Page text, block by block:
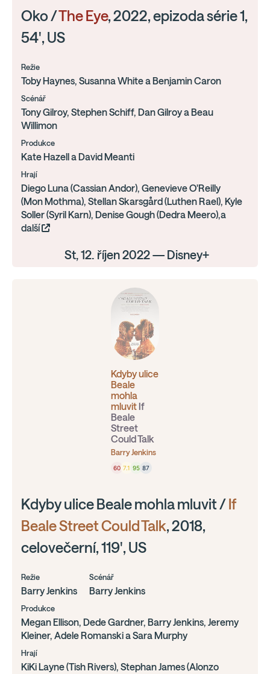
Oko /The Eye, 2022, epizoda série 1,
54', US
Režie
Toby Haynes, Susanna White a Benjamin Caron
Scénář
Tony Gilroy, Stephen Schiff, Dan Gilroy a Beau
Willimon
Produkce
Kate Hazell a David Meanti
Hrají
Diego Luna (Cassian Andor), Genevieve O'Reilly
(Mon Mothma), Stellan Skarsgård (Luthen Rael), Kyle
Soller (Syril Karn), Denise Gough (Dedra Meero),a
další
St, 12. říjen 2022 — Disney+
Kdyby ulice
Beale
mohla
mluvit If
Beale
Street
Could Talk
Barry Jenkins
60 7.1 95 87
Kdyby ulice Beale mohla mluvit / If
Beale Street Could Talk, 2018,
celovečerní, 119', US
Režie
Barry Jenkins
Scénář
Barry Jenkins
Produkce
Megan Ellison, Dede Gardner, Barry Jenkins, Jeremy
Kleiner, Adele Romanski a Sara Murphy
Hrají
KiKi Layne (Tish Rivers), Stephan James (Alonzo